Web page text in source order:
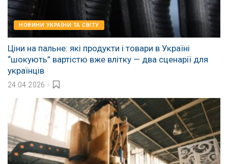
НОВИНИ УКРАЇНИ ТА СВІТУ
Ціни на пальне: які продукти і товари в Україні
“шокують” вартістю вже влітку — два сценарії для
українців
24.04.2026